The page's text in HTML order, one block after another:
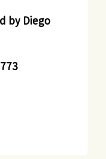
by Diego